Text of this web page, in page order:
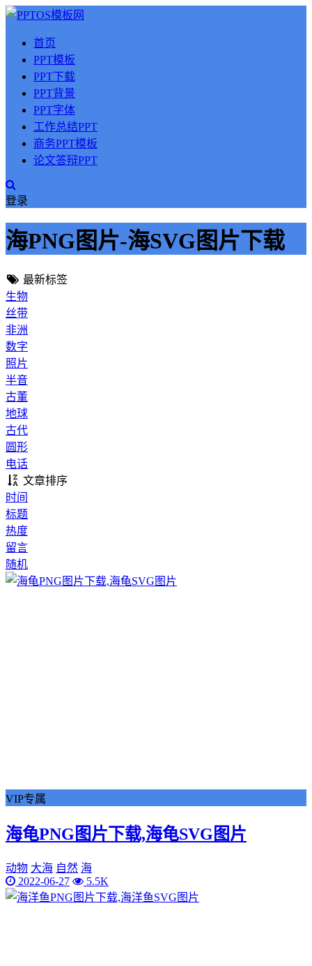
首页
PPT模板
PPT下载
PPT背景
PPT字体
工作总结PPT
商务PPT模板
论文答辩PPT
登录
海PNG图片-海SVG图片下载
最新标签
生物
丝带
非洲
数字
照片
半音
古董
地球
古代
圆形
电话
文章排序
时间
标题
热度
留言
随机
VIP专属
海龟PNG图片下载,海龟SVG图片
动物 大海 自然 海
2022-06-27
5.5K